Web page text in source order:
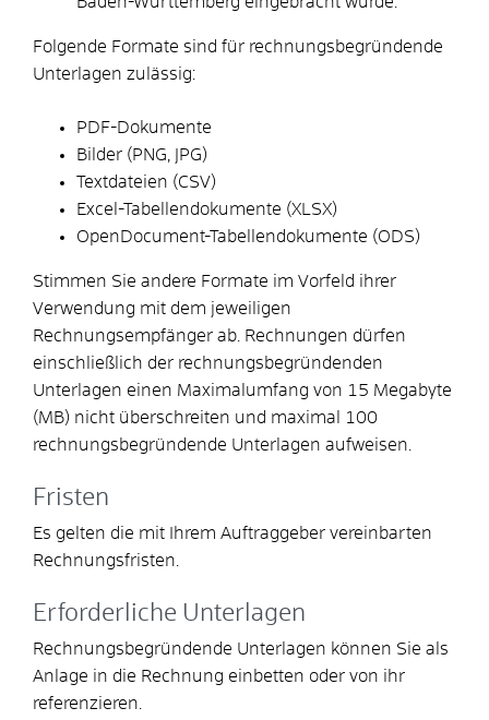
Folgende Formate sind für rechnungsbegründende
Unterlagen zulässig:
PDF-Dokumente
Bilder (PNG, JPG)
Textdateien (CSV)
Excel-Tabellendokumente (XLSX)
OpenDocument-Tabellendokumente (ODS)
Stimmen Sie andere Formate im Vorfeld ihrer
Verwendung mit dem jeweiligen
Rechnungsempfänger ab. Rechnungen dürfen
einschließlich der rechnungsbegründenden
Unterlagen einen Maximalumfang von 15 Megabyte
(MB) nicht überschreiten und maximal 100
rechnungsbegründende Unterlagen aufweisen.
Fristen
Es gelten die mit Ihrem Auftraggeber vereinbarten
Rechnungsfristen.
Erforderliche Unterlagen
Rechnungsbegründende Unterlagen können Sie als
Anlage in die Rechnung einbetten oder von ihr
referenzieren.